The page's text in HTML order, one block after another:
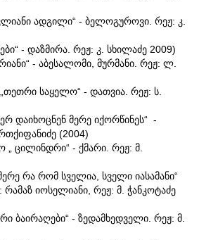
ადგილი“ - ბელოგუროვი. რეჟ: კ.
- დაზმირა. რეჟ: კ. სხილაძე 2009)
- აბესალომი, მურმანი. რეჟ: ლ.
საყელო“ - დათვია. რეჟ: ს.
დაიხოცნენ მერე იქორწინეს“ -
(2004)
ცილინდრი“ - ქმარი. რეჟ: მ.
რა რომ სველია, სველი იასამანი“
იოსელიანი, რეჟ: მ. ჭანკოტაძე
ბაირაღები“ - ზედამხედველი. რეჟ: მ.